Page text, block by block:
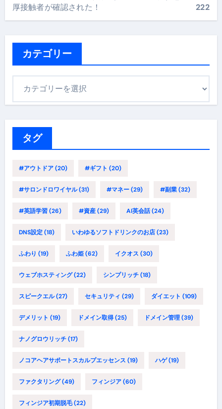
厚接触者が確認された！
222
カテゴリー
タグ
#アウトドア(20) #ギフト (20)
#サロンドロワイヤル(31) #マネー(29) #副業(32)
#英語学習(26) #資産(29) AI英会話(24)
DNS設定(18) いわゆるソフトドリンクのお店(23)
ふわり (19) ふわ姫(62) イクオス (30)
ウェブホスティング(22) シンプリッチ(18)
スピークエル(27) セキュリティ (29) ダイエット (109)
デメリット (19) ドメイン取得(25) ドメイン管理(39)
ナノグロウリッチ(17)
ノコアヘアサポートスカルプエッセンス (19) ハゲ(19)
ファクタリング(49) フィンジア(60)
フィンジア初期脱毛(22)